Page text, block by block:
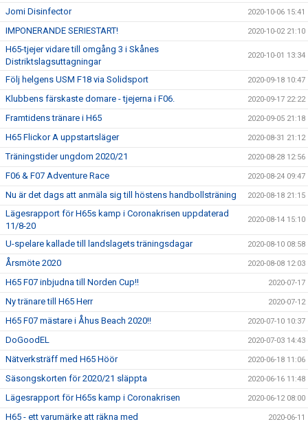
Jomi Disinfector 2020-10-06 15:41
IMPONERANDE SERIESTART! 2020-10-02 21:10
H65-tjejer vidare till omgång 3 i Skånes
Distriktslagsuttagningar
2020-10-01 13:34
Följ helgens USM F18 via Solidsport 2020-09-18 10:47
Klubbens färskaste domare - tjejerna i F06. 2020-09-17 22:22
Framtidens tränare i H65 2020-09-05 21:18
H65 Flickor A uppstartsläger 2020-08-31 21:12
Träningstider ungdom 2020/21 2020-08-28 12:56
F06 & F07 Adventure Race 2020-08-24 09:47
Nu är det dags att anmäla sig till höstens handbollsträning 2020-08-18 21:15
Lägesrapport för H65s kamp i Coronakrisen uppdaterad
11/8-20
2020-08-14 15:10
U-spelare kallade till landslagets träningsdagar 2020-08-10 08:58
Årsmöte 2020 2020-08-08 12:03
H65 F07 inbjudna till Norden Cup!! 2020-07-17
Ny tränare till H65 Herr 2020-07-12
H65 F07 mästare i Åhus Beach 2020!! 2020-07-10 10:37
DoGoodEL 2020-07-03 14:43
Nätverksträff med H65 Höör 2020-06-18 11:06
Säsongskorten för 2020/21 släppta 2020-06-16 11:48
Lägesrapport för H65s kamp i Coronakrisen 2020-06-12 08:00
H65 - ett varumärke att räkna med 2020-06-11